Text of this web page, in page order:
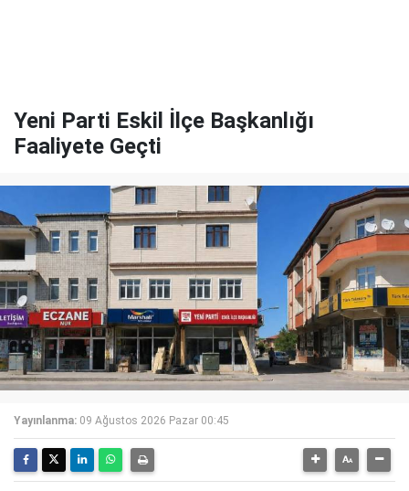
Yeni Parti Eskil İlçe Başkanlığı
Faaliyete Geçti
Yayınlanma: 09 Ağustos 2026 Pazar 00:45